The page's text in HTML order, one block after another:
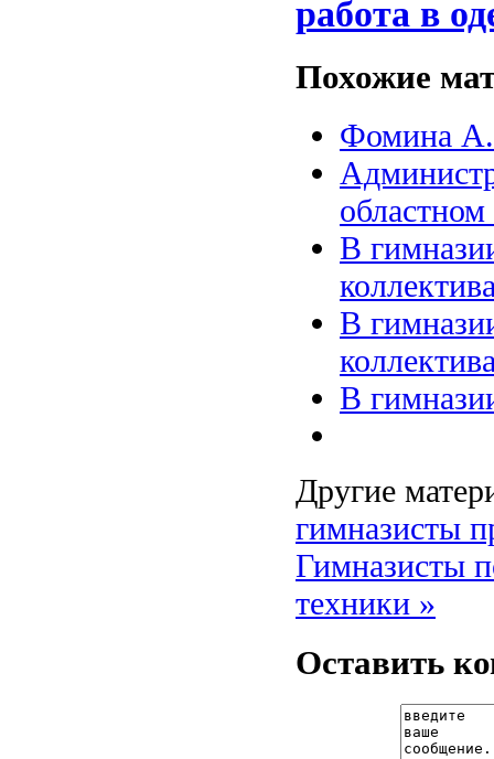
работа в
Похожие
Фомина
В
В
В
Другие
гимназисты
Гимназисты
техники »
Оставить